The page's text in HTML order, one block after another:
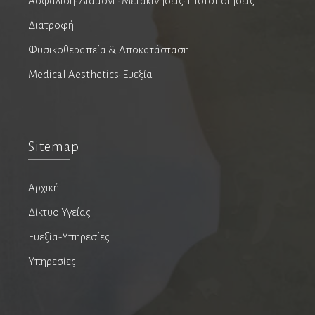
Ιατρικά άρθρα
Ιατρικά Νέα
Διατροφή
Φυσικοθεραπεία & Αποκατάσταση
Medical Aesthetics-Ευεξία
Sitemap
Αρχική
Δίκτυο Υγείας
Ευεξία-Υπηρεσίες
Υπηρεσίες